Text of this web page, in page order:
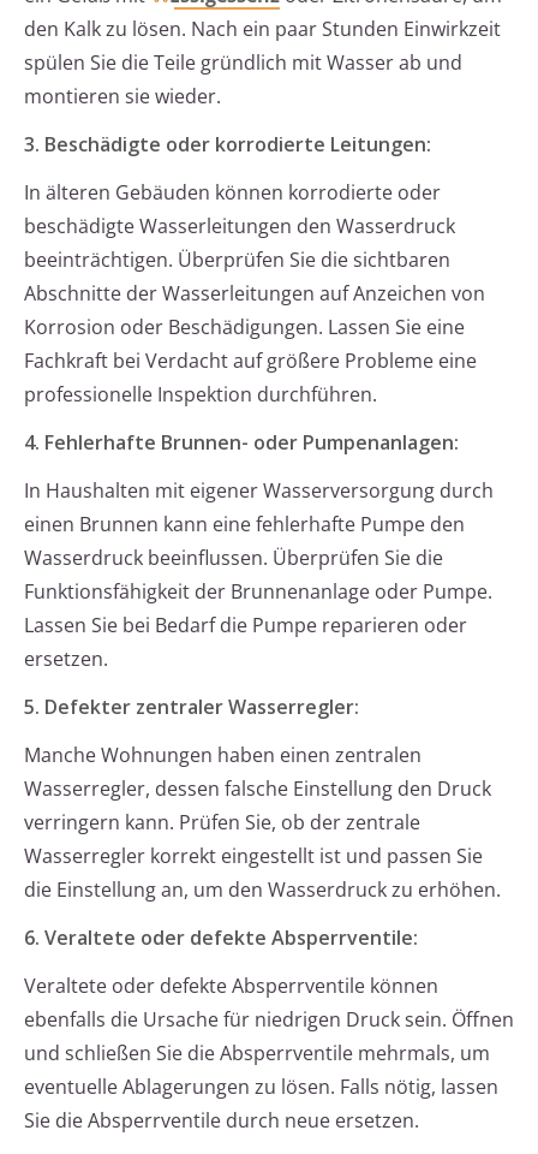
den Kalk zu lösen. Nach ein paar Stunden Einwirkzeit
spülen Sie die Teile gründlich mit Wasser ab und
montieren sie wieder.
3. Beschädigte oder korrodierte Leitungen:
In älteren Gebäuden können korrodierte oder
beschädigte Wasserleitungen den Wasserdruck
beeinträchtigen. Überprüfen Sie die sichtbaren
Abschnitte der Wasserleitungen auf Anzeichen von
Korrosion oder Beschädigungen. Lassen Sie eine
Fachkraft bei Verdacht auf größere Probleme eine
professionelle Inspektion durchführen.
4. Fehlerhafte Brunnen- oder Pumpenanlagen:
In Haushalten mit eigener Wasserversorgung durch
einen Brunnen kann eine fehlerhafte Pumpe den
Wasserdruck beeinflussen. Überprüfen Sie die
Funktionsfähigkeit der Brunnenanlage oder Pumpe.
Lassen Sie bei Bedarf die Pumpe reparieren oder
ersetzen.
5. Defekter zentraler Wasserregler:
Manche Wohnungen haben einen zentralen
Wasserregler, dessen falsche Einstellung den Druck
verringern kann. Prüfen Sie, ob der zentrale
Wasserregler korrekt eingestellt ist und passen Sie
die Einstellung an, um den Wasserdruck zu erhöhen.
6. Veraltete oder defekte Absperrventile:
Veraltete oder defekte Absperrventile können
ebenfalls die Ursache für niedrigen Druck sein. Öffnen
und schließen Sie die Absperrventile mehrmals, um
eventuelle Ablagerungen zu lösen. Falls nötig, lassen
Sie die Absperrventile durch neue ersetzen.